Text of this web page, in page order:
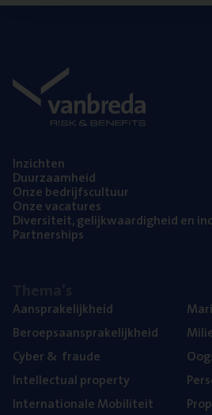
Inzich­ten
Duur­zaam­heid
Onze bedrijfs­cul­tuur
Onze vaca­tu­res
Diver­si­teit, gelijk­waar­dig­heid en
Part­ner­ships
Aan­spra­ke­lijk­heid
Beroeps­aan­spra­ke­lijk­heid
Cyber& fraude
Intel­lec­tu­al property
Inter­na­ti­o­na­le Mobiliteit